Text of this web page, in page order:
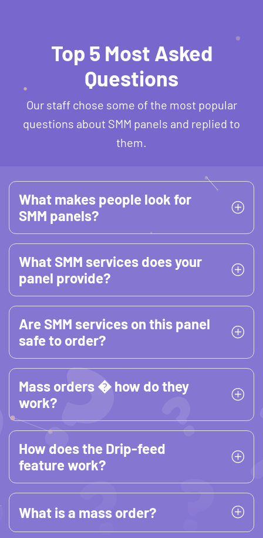
Top 5 Most Asked
Questions
Our staff chose some of the most popular
questions about SMM panels and replied to
them.
What makes people look for
SMM panels?
What SMM services does your
panel provide?
Are SMM services on this panel
safe to order?
Mass orders � how do they
work?
How does the Drip-feed
feature work?
What is a mass order?